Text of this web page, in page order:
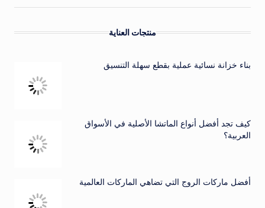
منتجات العناية
بناء خزانة نسائية عملية بقطع سهلة التنسيق
كيف تجد أفضل أنواع الماتشا الأصلية في الأسواق
العربية؟
أفضل ماركات الروج التي تضاهي الماركات العالمية